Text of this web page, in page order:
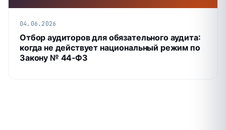
04.06.2026
Отбор аудиторов для обязательного аудита:
когда не действует национальный режим по
Закону № 44‑ФЗ